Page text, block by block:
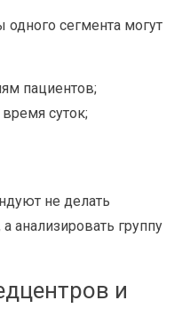
сегмента могут
пациентов;
суток;
не делать
анализировать группу
и